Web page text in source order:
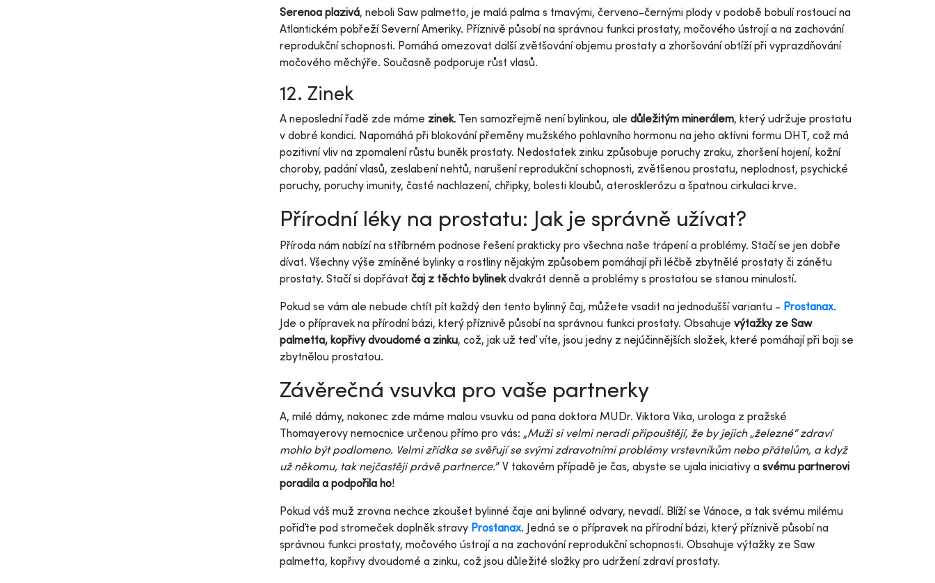
Serenoa plazivá, neboli Saw palmetto, je malá palma s tmavými, červeno-černými plody v podobě bobulí rostoucí na
Atlantickém pobřeží Severní Ameriky. Příznivě působí na správnou funkci prostaty, močového ústrojí a na zachování
reprodukční schopnosti. Pomáhá omezovat další zvětšování objemu prostaty a zhoršování obtíží při vyprazdňování
močového měchýře. Současně podporuje růst vlasů.
12. Zinek
A neposlední řadě zde máme zinek. Ten samozřejmě není bylinkou, ale důležitým minerálem, který udržuje prostatu
v dobré kondici. Napomáhá při blokování přeměny mužského pohlavního hormonu na jeho aktívni formu DHT, což má
pozitivní vliv na zpomalení růstu buněk prostaty. Nedostatek zinku způsobuje poruchy zraku, zhoršení hojení, kožní
choroby, padání vlasů, zeslabení nehtů, narušení reprodukční schopnosti, zvětšenou prostatu, neplodnost, psychické
poruchy, poruchy imunity, časté nachlazení, chřipky, bolesti kloubů, aterosklerózu a špatnou cirkulaci krve.
Přírodní léky na prostatu: Jak je správně užívat?
Příroda nám nabízí na stříbrném podnose řešení prakticky pro všechna naše trápení a problémy. Stačí se jen dobře
dívat. Všechny výše zmíněné bylinky a rostliny nějakým způsobem pomáhají při léčbě zbytnělé prostaty či zánětu
prostaty. Stačí si dopřávat čaj z těchto bylinekdvakrát denně a problémy s prostatou se stanou minulostí.
Pokud se vám ale nebude chtít pít každý den tento bylinný čaj, můžete vsadit na jednodušší variantu - Prostanax.
Jde o přípravek na přírodní bázi, který příznivě působí na správnou funkci prostaty. Obsahuje výtažky ze Saw
palmetta, kopřivy dvoudomé a zinku, což, jak už teď víte, jsou jedny z nejúčinnějších složek, které pomáhají při boji se
zbytnělou prostatou.
Závěrečná vsuvka pro vaše partnerky
A, milé dámy, nakonec zde máme malou vsuvku od pana doktora MUDr. Viktora Vika, urologa z pražské
Thomayerovy nemocnice určenou přímo pro vás: „Muži si velmi neradi připouštějí, že by jejich „železné“ zdraví
mohlo být podlomeno. Velmi zřídka se svěřují se svými zdravotními problémy vrstevníkům nebo přátelům, a když
už někomu, tak nejčastěji právě partnerce.” V takovém případě je čas, abyste se ujala iniciativy a svému partnerovi
poradila a podpořila ho!
Pokud váš muž zrovna nechce zkoušet bylinné čaje ani bylinné odvary, nevadí. Blíží se Vánoce, a tak svému milému
pořiďte pod stromeček doplněk stravy Prostanax. Jedná se o přípravek na přírodní bázi, který příznivě působí na
správnou funkci prostaty, močového ústrojí a na zachování reprodukční schopnosti. Obsahuje výtažky ze Saw
palmetta, kopřivy dvoudomé a zinku, což jsou důležité složky pro udržení zdraví prostaty.